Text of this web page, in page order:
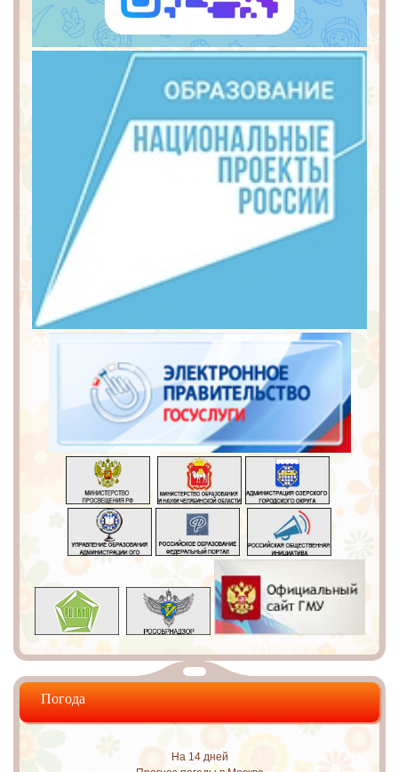
Погода
На 14 дней